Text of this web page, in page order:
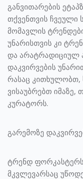
განვითარების
თქვენთვის
მომავლის
უნარისთვის კი
და არატრადიციულ
დაკვირვების
რასაც კითხულობთ,
ვისაუბრებთ იმაზე,
კურატორს.
გარემოზე
ტრენდ
მკვლევარსაც